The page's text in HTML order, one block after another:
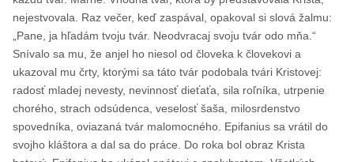
nejestvovala. Raz večer, keď zaspával, opakoval si slová žalmu:
„Pane, ja hľadám tvoju tvár. Neodvracaj svoju tvár odo mňa.“
Snívalo sa mu, že anjel ho niesol od človeka k človekovi a
ukazoval mu črty, ktorými sa táto tvár podobala tvári Kristovej:
radosť mladej nevesty, nevinnosť dieťaťa, sila roľníka, utrpenie
chorého, strach odsúdenca, veselosť šaša, milosrdenstvo
spovedníka, oviazaná tvár malomocného. Epifanius sa vrátil do
svojho kláštora a dal sa do práce. Do roka bol obraz Krista